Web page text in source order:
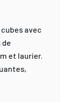
avec
de
et laurier.